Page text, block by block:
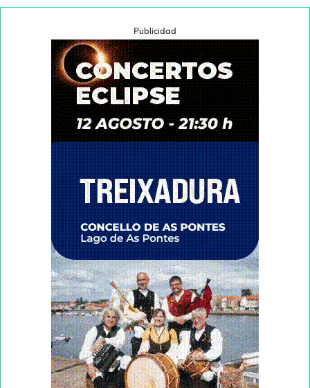
Publicidad